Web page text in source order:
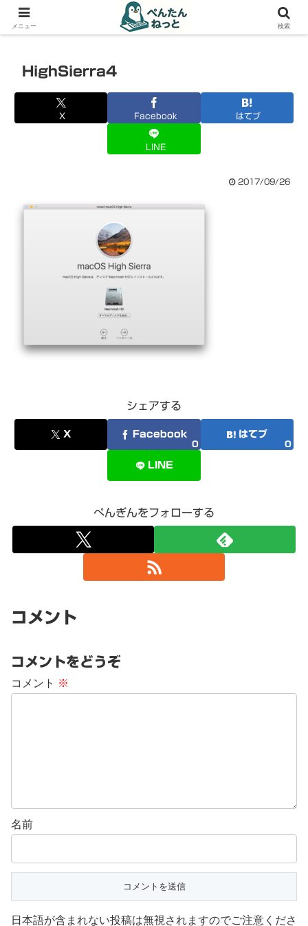
PCやガジェットの備忘録
HighSierra4
X Facebook はてブ
LINE
2017/09/26
シェアする
X Facebook
0
はてブ
0
LINE
ぺんぎんをフォローする
コメント
コメントをどうぞ
コメント ※
名前
日本語が含まれない投稿は無視されますのでご注意くださ
メニュー 検索